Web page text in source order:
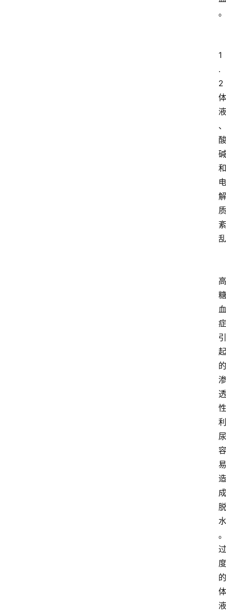
。
1
.
2
体
液
、
酸
碱
和
电
解
质
紊
乱
高
糖
血
症
引
起
的
渗
透
性
利
尿
容
易
造
成
脱
水
。
过
度
的
体
液